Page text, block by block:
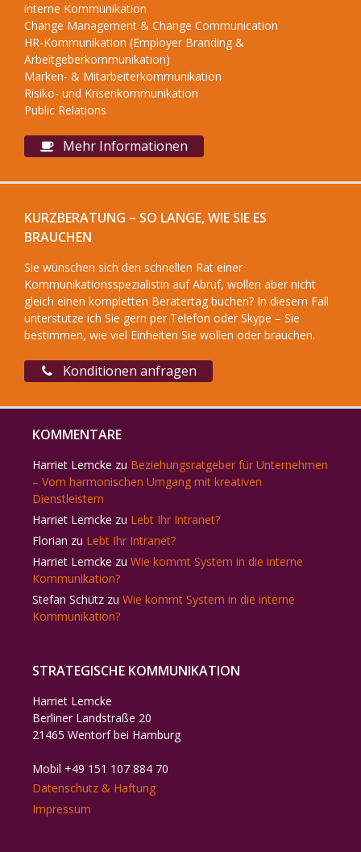
interne Kommunikation
Change Management & Change Communication
HR-Kommunikation (Employer Branding &
Arbeitgeberkommunikation)
Marken- & Mitarbeiterkommunikation
Risiko- und Krisenkommunikation
Public Relations
Mehr Informationen
KURZBERATUNG – SO LANGE, WIE SIE ES
BRAUCHEN
Sie wünschen sich den schnellen Rat einer
Kommunikationsspezialistin auf Abruf, wollen aber nicht
gleich einen kompletten Beratertag buchen? In diesem Fall
unterstütze ich Sie gern per Telefon oder Skype – Sie
bestimmen, wie viel Einheiten Sie wollen oder brauchen.
Konditionen anfragen
KOMMENTARE
Harriet Lemcke zu Beziehungsratgeber für Unternehmen
– Vom harmonischen Umgang mit kreativen
Dienstleistern
Harriet Lemcke zu Lebt Ihr Intranet?
Florian zu Lebt Ihr Intranet?
Harriet Lemcke zu Wie kommt System in die interne
Kommunikation?
Stefan Schütz zu Wie kommt System in die interne
Kommunikation?
STRATEGISCHE KOMMUNIKATION
Harriet Lemcke
Berliner Landstraße 20
21465 Wentorf bei Hamburg
Mobil +49 151 107 884 70
Datenschutz & Haftung
Impressum